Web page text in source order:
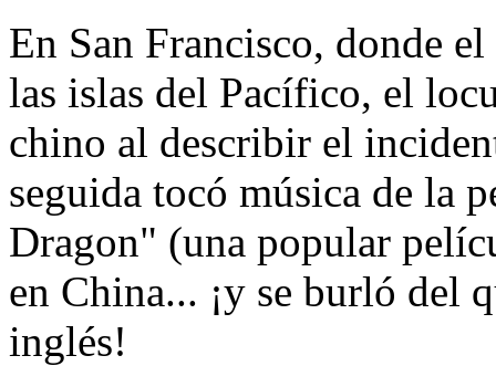
En San Francisco, donde
las islas del Pacífico, el
chino al describir el
seguida tocó música de la
Dragon" (una popular
en China... ¡y se burló del
inglés!